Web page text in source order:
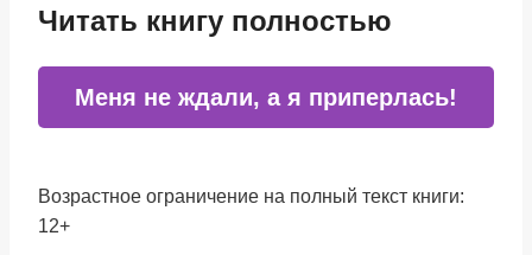
Читать книгу полностью
Меня не ждали, а я приперлась!
Возрастное ограничение на полный текст книги:
12+